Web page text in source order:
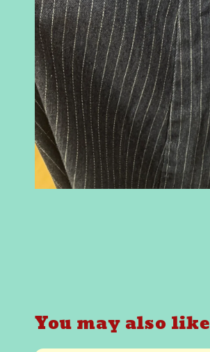
You may also like